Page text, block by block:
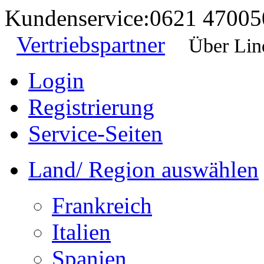
Kundenservice:0621
Vertriebspartner
Über
Login
Registrierung
Service-Seiten
Land/ Region auswählen
Frankreich
Italien
Spanien